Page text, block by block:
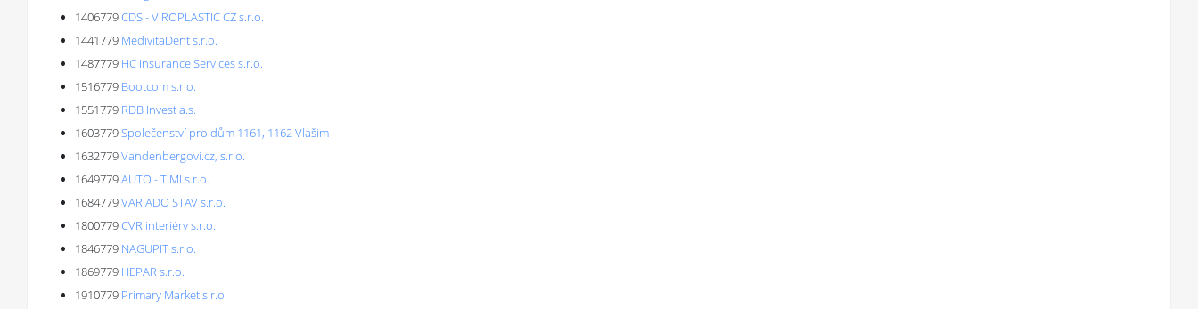
1406779CDS - VIROPLASTIC CZ s.r.o.
1441779 MedivitaDent s.r.o.
1487779 HC Insurance Services s.r.o.
1516779 Bootcom s.r.o.
1551779 RDB Invest a.s.
1603779Společenství pro dům 1161, 1162 Vlašim
1632779Vandenbergovi.cz, s.r.o.
1649779AUTO - TIMI s.r.o.
1684779VARIADO STAV s.r.o.
1800779CVR interiéry s.r.o.
1846779 NAGUPIT s.r.o.
1869779 HEPAR s.r.o.
1910779 Primary Market s.r.o.